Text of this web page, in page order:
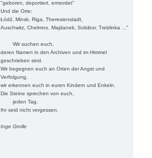
"geboren, deportiert, ermordet"
Und die Orte:
Łódź, Minsk, Riga, Theresienstadt,
Auschwitz, Chelmno, Majdanek, Sobibor, Treblinka ..."
Wir suchen euch,
deren Namen in den Archiven und im Himmel
geschrieben sind.
Wir begegnen euch an Orten der Angst und
Verfolgung,
wir erkennen euch in euren Kindern und Enkeln.
Die Steine sprechen von euch,
jeden Tag.
Ihr seid nicht vergessen.
Inge Grolle